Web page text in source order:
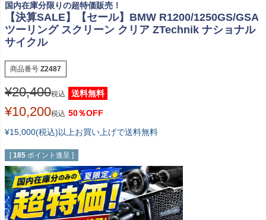
国内在庫分限りの超特価販売！
【決算SALE】【セール】BMW R1200/1250GS/GSA
ツーリング スクリーン クリア ZTechnik ナショナル
サイクル
商品番号 Z2487
¥20,400税込 送料無料
¥10,200税込 50％OFF
¥15,000(税込)以上お買い上げで送料無料
[ 185 ポイント進呈 ]